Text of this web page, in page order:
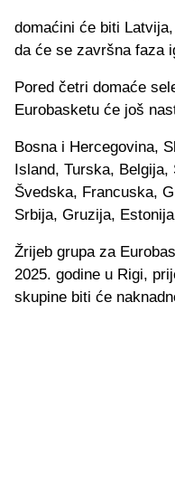
domaćini će biti
da će se završna faza
Pored četri domaće
Eurobasketu će još
Bosna i Hercegovina,
Island, Turska, Belgija,
Švedska, Francuska,
Srbija, Gruzija,
Žrijeb grupa za
2025. godine u Rigi,
skupine biti će